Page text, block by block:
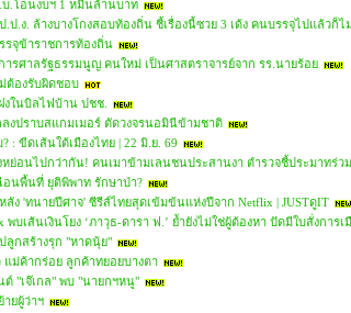
บ.โอนงบฯ 1 หมื่นล้านบาท
ป.ง. ล้างบางโกงสอบท้องถิ่น ชี้เรื่องนี้ซวย 3 เด้ง คนบรรจุไปแล้วก็ไ
รจุข้าราชการท้องถิ่น
ารศาลรัฐธรรมนูญ คนใหม่ เป็นศาสตราจารย์จาก รร.นายร้อย
ต้องรับผิดชอบ
งในบิลไฟบ้าน ปชช.
งปราบสแกมเมอร์ ตัดวงจรนอมินีข้ามชาติ
: ขีดเส้นใต้เมืองไทย | 22 มิ.ย. 69
ย่อนไปกว่ากัน! คนเมาข้ามเลนชนประสานงา ตำรวจชี้ประมาทร่ว
นพื้นที่ ยุติพิพาท รักษาป่า?
ลัง 'ทนายปีศาจ' ซีรีส์ไทยสุดเข้มข้นแห่งปีจาก Netflix | JUSTดูIT
พบเส้นเงินโยง ‘ภาวุธ-ดารา ฟ.’ ย้ำยังไม่ใช่ผู้ต้องหา ปัดมีใบสั่งการเ
ลูกสร้างรุก "หาดนุ้ย"
ม่ค้ากร่อย ลูกค้าทยอยบางตา
ต์ "เจ๊เกล" พบ "นายกฯหนู"
ายผู้ว่าฯ